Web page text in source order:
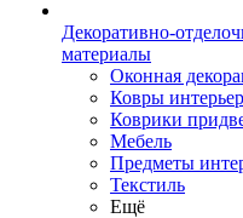
Декоративно-
материалы
Оконная
Ковры
Коврики
Мебель
Предметы
Текстиль
Ещё